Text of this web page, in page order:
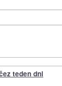
teden dni